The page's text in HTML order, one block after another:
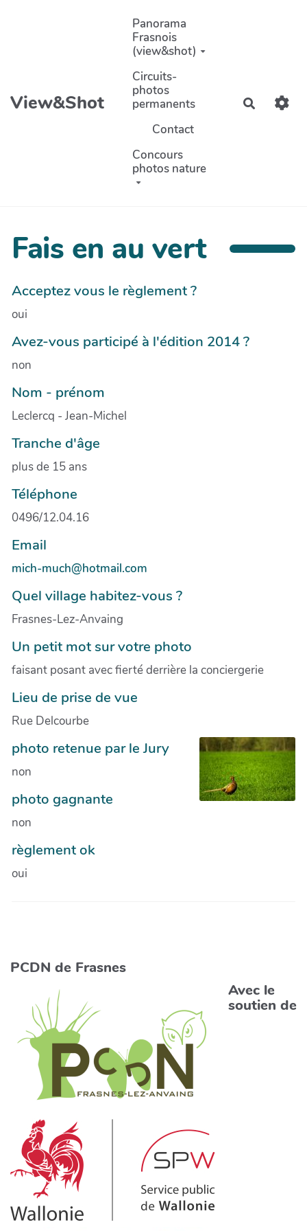
Aller au contenu principal
View&Shot
Panorama
Frasnois
(view&shot)
Circuits-
photos
permanents
Contact
Concours
photos nature
Fais en au vert
Acceptez vous le règlement ?
oui
Avez-vous participé à l'édition 2014 ?
non
Nom - prénom
Leclercq - Jean-Michel
Tranche d'âge
plus de 15 ans
Téléphone
0496/12.04.16
Email
mich-much@hotmail.com
Quel village habitez-vous ?
Frasnes-Lez-Anvaing
Un petit mot sur votre photo
faisant posant avec fierté derrière la conciergerie
Lieu de prise de vue
Rue Delcourbe
photo retenue par le Jury
non
photo gagnante
non
règlement ok
oui
PCDN de Frasnes
Avec le
soutien de